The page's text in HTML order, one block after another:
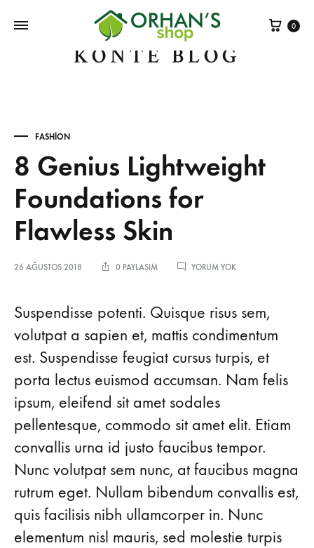
Sepet
0
KONTE BLOG
FASHION
8 Genius Lightweight
Foundations for
Flawless Skin
26 AĞUSTOS 2018 0 PAYLAŞIM YORUM YOK8
FOR
FLAWLESS
SKIN
8
Genius
Lightweight
Foundations
for
Flawless
Skin
Suspendisse potenti. Quisque risus sem,
volutpat a sapien et, mattis condimentum
est. Suspendisse feugiat cursus turpis, et
porta lectus euismod accumsan. Nam felis
ipsum, eleifend sit amet sodales
pellentesque, commodo sit amet elit. Etiam
convallis urna id justo faucibus tempor.
Nunc volutpat sem nunc, at faucibus magna
rutrum eget. Nullam bibendum convallis est,
quis facilisis nibh ullamcorper in. Nunc
elementum nisl mauris, sed molestie turpis